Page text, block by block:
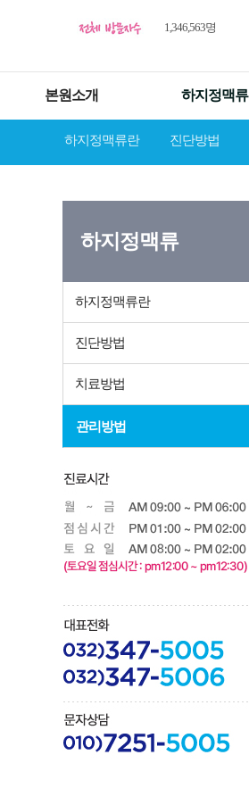
1,346,563명
본원소개 하지정맥류
하지정맥류란 진단방법
하지정맥류
하지정맥류란
진단방법
치료방법
관리방법